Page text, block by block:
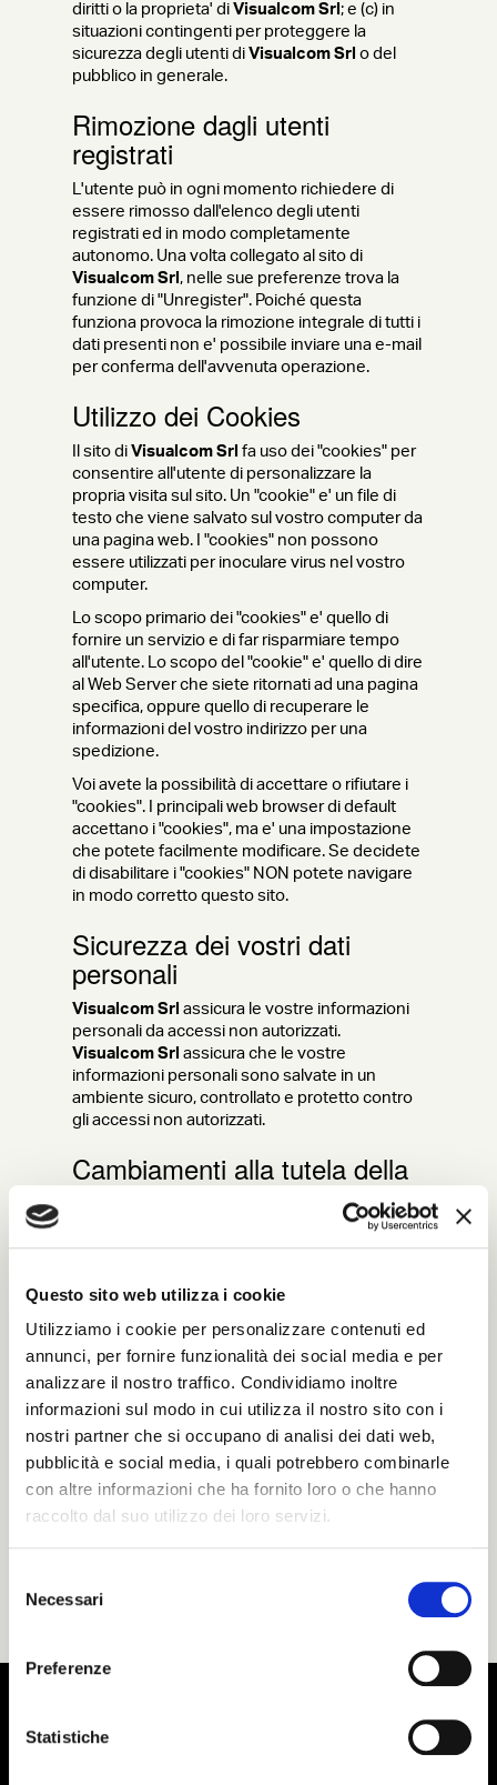
Questo sito web utilizza i cookie
Utilizziamo i cookie per personalizzare contenuti ed
annunci, per fornire funzionalità dei social media e per
analizzare il nostro traffico. Condividiamo inoltre
informazioni sul modo in cui utilizza il nostro sito con i
nostri partner che si occupano di analisi dei dati web,
pubblicità e social media, i quali potrebbero combinarle
con altre informazioni che ha fornito loro o che hanno
raccolto dal suo utilizzo dei loro servizi.
delNecessari
Preferenze
Statistiche
diritti o la proprieta' di Visualcom Srl ; e (c) in
situazioni contingenti per proteggere la
sicurezza degli utenti di Visualcom Srl o del
pubblico in generale.
Rimozione dagli utenti
registrati
L'utente può in ogni momento richiedere di
essere rimosso dall'elenco degli utenti
registrati ed in modo completamente
autonomo. Una volta collegato al sito di
Visualcom Srl , nelle sue preferenze trova la
funzione di "Unregister". Poiché questa
funziona provoca la rimozione integrale di tutti i
dati presenti non e' possibile inviare una e-mail
per conferma dell'avvenuta operazione.
Utilizzo dei Cookies
Il sito di Visualcom Srl fa uso dei "cookies" per
consentire all'utente di personalizzare la
propria visita sul sito. Un "cookie" e' un file di
testo che viene salvato sul vostro computer da
una pagina web. I "cookies" non possono
essere utilizzati per inoculare virus nel vostro
computer.
Lo scopo primario dei "cookies" e' quello di
fornire un servizio e di far risparmiare tempo
all'utente. Lo scopo del "cookie" e' quello di dire
al Web Server che siete ritornati ad una pagina
specifica, oppure quello di recuperare le
informazioni del vostro indirizzo per una
spedizione.
Voi avete la possibilità di accettare o rifiutare i
"cookies". I principali web browser di default
accettano i "cookies", ma e' una impostazione
che potete facilmente modificare. Se decidete
di disabilitare i "cookies" NON potete navigare
in modo corretto questo sito.
Sicurezza dei vostri dati
personali
Visualcom Srl assicura le vostre informazioni
personali da accessi non autorizzati.
Visualcom Srl assicura che le vostre
informazioni personali sono salvate in un
ambiente sicuro, controllato e protetto contro
gli accessi non autorizzati.
Cambiamenti alla tutela della
privacy
degli utenti stessi.Visualcom Srl
a rileggere periodicamente queste note per
sta proteggendo le vostre informazioni.
Contatto
vostro commento riguardo alla Tutela della
Privacy. Se ritenete che Visualcom Srlnon stia
rispettando quanto dichiarato in queste note,